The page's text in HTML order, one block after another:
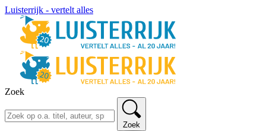
Luisterrijk - vertelt alles
Zoek
Zoek